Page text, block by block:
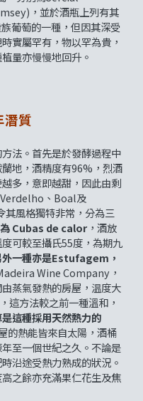
，並於酒瓶上列有其
葡萄的一種，但因其深受
實屬罕有，物以罕為貴，
量亦慢慢地回升。
潛質
法。首先是於發酵過程中
地，酒精度有96%，烈酒
多，意即越甜，因此由剩
、Boal及
風格獨特非常，分為三
Cubas de calor ，酒放
可較至攝氏55度，為期九
外一種亦是Estufagem，
Wine Company，
蒸氣發熱的房屋，温度大
這方法較之前一種溫和，
這種採用天然熱力的
的熱能皆來自太陽，酒桶
至一個世紀之久。不論是
沿途受熱力熟成的狀況。
之餘亦充滿果仁花生及焦